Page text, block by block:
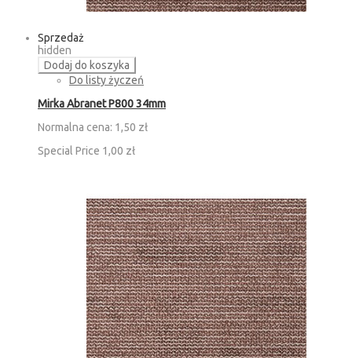
Sprzedaż
hidden
Dodaj do koszyka
Do listy życzeń
Mirka Abranet P800 34mm
Normalna cena: 1,50 zł
Special Price 1,00 zł